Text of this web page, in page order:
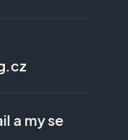
a my se